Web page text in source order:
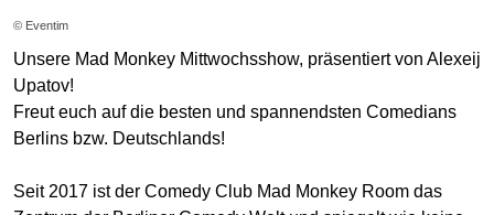
© Eventim
Unsere Mad Monkey Mittwochsshow, präsentiert von Alexeij
Upatov!
Freut euch auf die besten und spannendsten Comedians
Berlins bzw. Deutschlands!
Seit 2017 ist der Comedy Club Mad Monkey Room das